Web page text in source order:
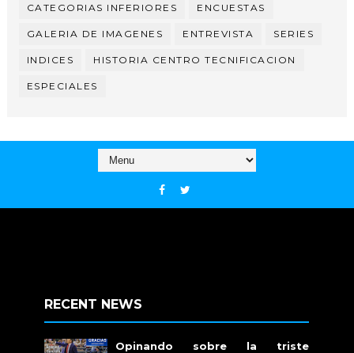
CATEGORIAS INFERIORES ENCUESTAS
GALERIA DE IMAGENES ENTREVISTA SERIES
INDICES HISTORIA CENTRO TECNIFICACION
ESPECIALES
RECENT NEWS
Opinando sobre la triste